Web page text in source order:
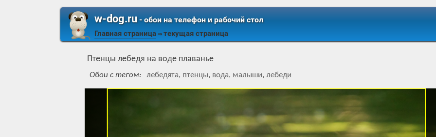
w-dog.ru- обои на телефон и рабочий стол
Главная страница ⇒ текущая страница
Птенцы лебедя на воде плаванье
Обои с тегом: лебедята, птенцы, вода, малыши, лебеди